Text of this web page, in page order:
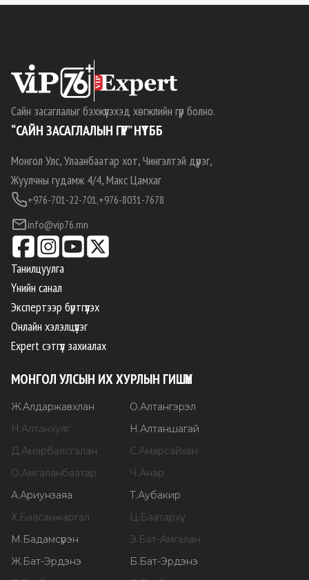
Сайн засаглалыг бэхжүүлэхэд хөгжлийн гүүр болно.
“САЙН ЗАСАГЛАЛЫН ГҮҮР” НҮТББ
Монгол Улс, Улаанбаатар хот, Чингэлтэй дүүрэг,
Жуулчны гудамж 4/4, Макс Цамхаг
+976-701-22-701,+976-8031-7678
info@vip76.mn
Танилцуулга
Үнийн санал
Экспертээр бүртгүүлэх
Онлайн хэлэлцүүлэг
Expert сэтгүүл захиалах
МОНГОЛ УЛСЫН ИХ ХУРЛЫН ГИШҮҮН
Ж.Алдаржавхлан О.Алтангэрэл
Н .Алтанхуяг Н .Алтаншагай
Д.Амарбаясгалан С.Амарсайхан
О.Амгаланбаатар Ч .Анар
А.Ариунзаяа Т.Аубакир
Х. Баасанжаргал Ц. Баатархүү
М . Бадамсүрэн Э. Бат-Амгалан
Ж. Бат-Эрдэнэ Б. Бат-Эрдэнэ